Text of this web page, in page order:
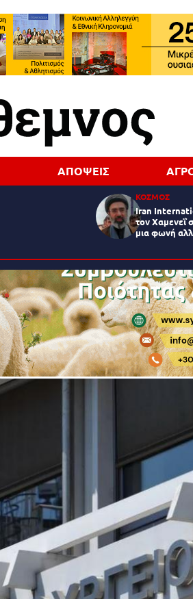
ΑΠΟΨΕΙΣ
ΚΟΣΜΟΣ
Iran
τον Χαμενεΐ
μια φωνή